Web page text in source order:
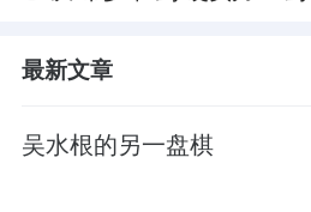
最新文章
吴水根的另一盘棋